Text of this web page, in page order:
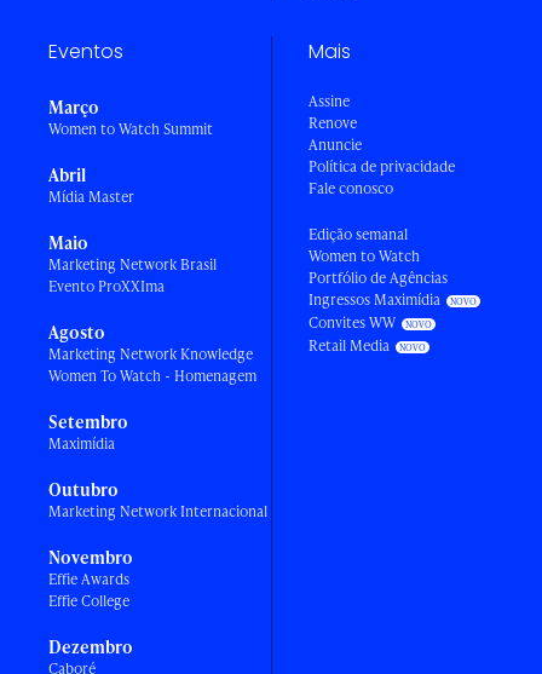
Eventos
Março
Women to Watch Summit
Abril
Mídia Master
Maio
Marketing Network Brasil
Evento ProXXIma
Agosto
Marketing Network Knowledge
Women To Watch - Homenagem
Setembro
Maximídia
Outubro
Marketing Network Internacional
Novembro
Effie Awards
Effie College
Dezembro
Caboré
Mais
Assine
Renove
Anuncie
Política de privacidade
Fale conosco
Edição semanal
Women to Watch
Portfólio de Agências
Ingressos Maximídia
Convites WW
Retail Media